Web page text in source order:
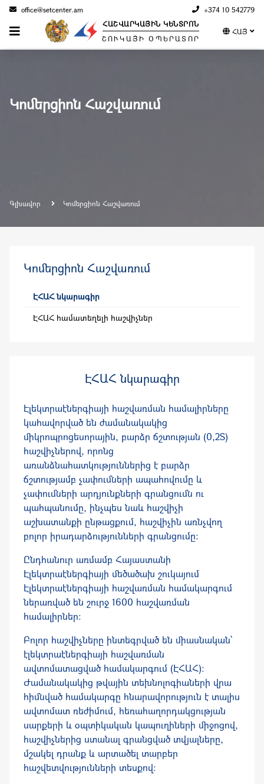
office@setcenter.am
+374 10 542779
ՀԱՇՎԱՐԿԱՅԻՆ ԿԵՆՏՐՈՆ
ՇՈՒԿԱՅԻ ՕՊԵՐԱՏՈՐ
ՀԱՅ
Կոմերցիոն Հաշվառում
Գլխավոր Կոմերցիոն Հաշվառում
Կոմերցիոն Հաշվառում
ԷՀԱՀ նկարագիր
ԷՀԱՀ համատեղելի հաշվիչներ
ԷՀԱՀ նկարագիր
Էլեկտրաէներգիայի հաշվառման համալիրները
կահավորված են ժամանակակից
միկրոպրոցեսորային, բարձր ճշտության (0,2S)
հաշվիչներով, որոնց
առանձնահատկություններից է բարձր
ճշտությամբ չափումների ապահովումը և
չափումների արդյունքների գրանցումն ու
պահպանումը, ինչպես նաև հաշվիչի
աշխատանքի ընթացքում, հաշվիչին առնչվող
բոլոր իրադարձությունների գրանցումը:
Ընդհանուր առմամբ Հայաստանի
Էլեկտրաէներգիայի մեծածախ շուկայում
Էլեկտրաէներգիայի հաշվառման համակարգում
ներառված են շուրջ 1600 հաշվառման
համալիրներ։
Բոլոր հաշվիչները ինտեգրված են միասնական՝
էլեկտրաէներգիայի հաշվառման
ավտոմատացված համակարգում (ԷՀԱՀ)։
Ժամանակակից թվային տեխնոլոգիաների վրա
հիմնված համակարգը հնարավորություն է տալիս
ավտոմատ ռեժիմում, հեռահաղորդակցության
սարքերի և օպտիկական կապուղիների միջոցով,
հաշվիչներից ստանալ գրանցված տվյալները,
մշակել դրանք և արտածել տարբեր
հաշվետվությունների տեսքով: